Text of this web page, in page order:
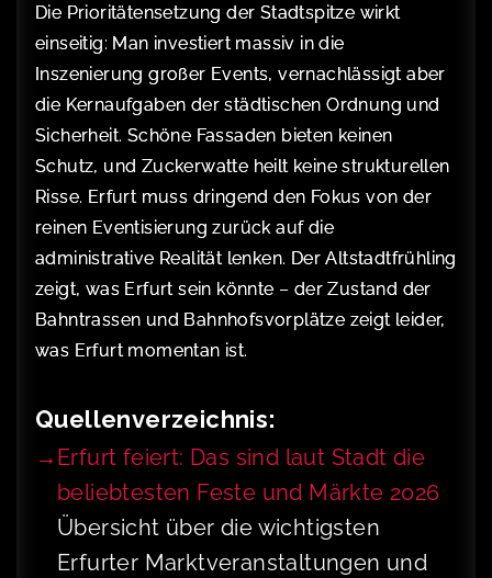
Die Prioritätensetzung der Stadtspitze wirkt
einseitig: Man investiert massiv in die
Inszenierung großer Events, vernachlässigt aber
die Kernaufgaben der städtischen Ordnung und
Sicherheit. Schöne Fassaden bieten keinen
Schutz, und Zuckerwatte heilt keine strukturellen
Risse. Erfurt muss dringend den Fokus von der
reinen Eventisierung zurück auf die
administrative Realität lenken. Der Altstadtfrühling
zeigt, was Erfurt sein könnte – der Zustand der
Bahntrassen und Bahnhofsvorplätze zeigt leider,
was Erfurt momentan ist.
Quellenverzeichnis:
Erfurt feiert: Das sind laut Stadt die
beliebtesten Feste und Märkte 2026
Übersicht über die wichtigsten
Erfurter Marktveranstaltungen und